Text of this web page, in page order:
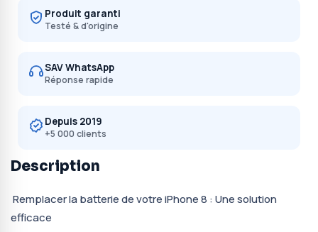
Produit garanti
Testé & d'origine
SAV WhatsApp
Réponse rapide
Depuis 2019
+5 000 clients
Description
Remplacer la batterie de votre iPhone 8 : Une solution
efficace